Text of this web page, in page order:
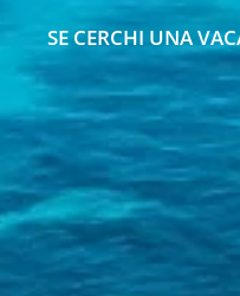
SE CERCHI UNA